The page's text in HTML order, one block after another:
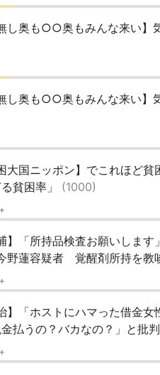
無し奥も○○奥もみんな来い】
し奥も○○奥もみんな来い】
大国ニッポン】でこれほど
貧困率」 (1000)
】「所持品検査お願いしま
野蓮容疑者 覚醒剤所持を
】「ホストにハマった借金
払うの？バカなの？」と批